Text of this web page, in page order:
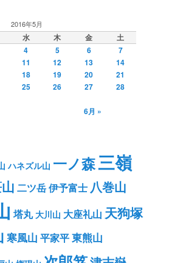
2016年5月
水 木 金
土
4 5 6
7
11 12 13
14
18 19 20
21
25 26 27
28
6月 »
ハネズル山 一ノ森三嶺
二ツ岳伊予富士 八巻山
塔丸 大川山 大座礼山 天狗塚
寒風山 平家平東熊山